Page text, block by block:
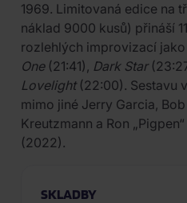
1969. Limitovaná edice na
náklad 9000 kusů) přináší
rozlehlých improvizací jako
One(21:41), Dark Star
Lovelight(22:00). Sestavu
mimo jiné Jerry Garcia,
Kreutzmann a Ron
(2022).
SKLADBY